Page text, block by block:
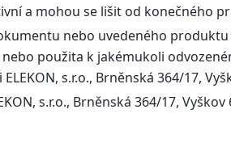
a mohou se lišit od konečného
nebo uvedeného
použita k jakémukoli
s.r.o., Brněnská 364/17,
s.r.o., Brněnská 364/17, Vyškov